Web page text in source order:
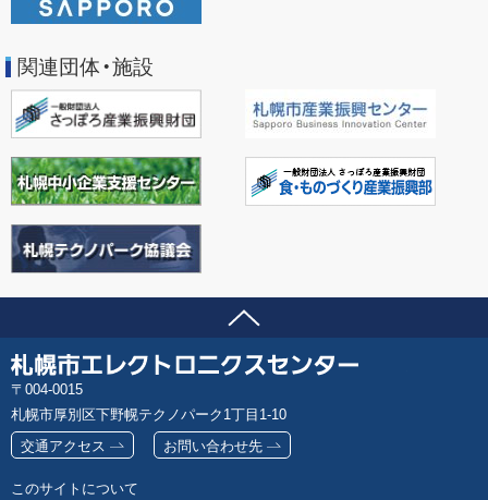
関連団体・施設
ページの先頭へ
問い合わせ先
郵
便
番
号
004-0015
札幌市厚別区下野幌テクノパーク1丁目1-10
交通アクセス
お問い合わせ先
このサイトについて